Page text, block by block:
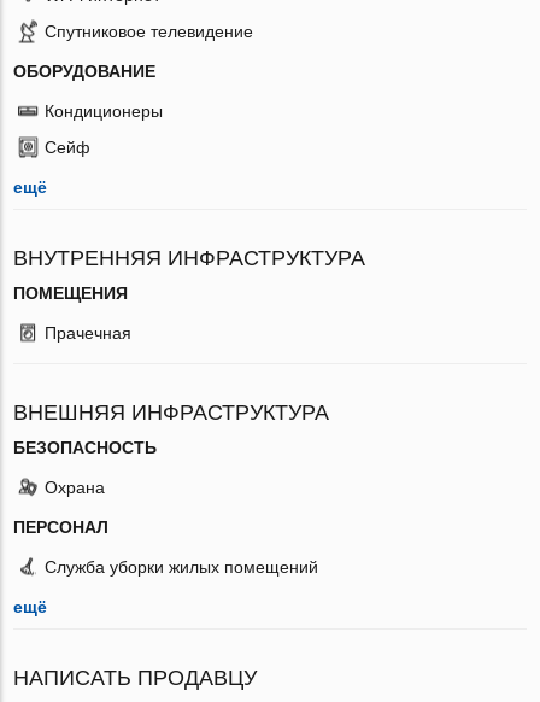
Спутниковое телевидение
ОБОРУДОВАНИЕ
Кондиционеры
Сейф
ещё
ВНУТРЕННЯЯ ИНФРАСТРУКТУРА
ПОМЕЩЕНИЯ
Прачечная
ВНЕШНЯЯ ИНФРАСТРУКТУРА
БЕЗОПАСНОСТЬ
Охрана
ПЕРСОНАЛ
Служба уборки жилых помещений
ещё
НАПИСАТЬ ПРОДАВЦУ